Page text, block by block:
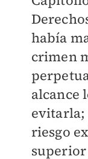
había
crimen
alcance
evitarla;
riesgo